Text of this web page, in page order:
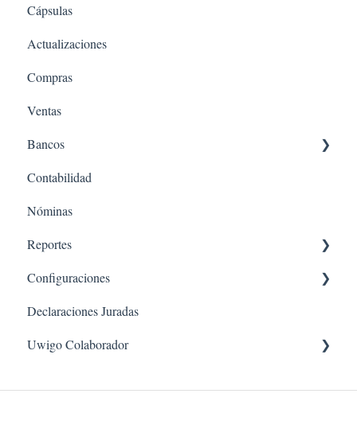
Cápsulas
Actualizaciones
Compras
Ventas
Bancos
Conciliación Bancaria
Ingresos
Egresos
Contabilidad
Nóminas
Reportes
Ingresos
Nómina
Balances & EE.FF
Configuraciones
Generales
Tesorería
Declaraciones Juradas
Uwigo Colaborador